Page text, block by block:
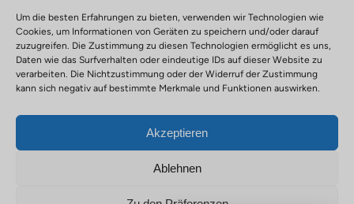
Um die besten Erfahrungen zu bieten, verwenden wir Technologien wie
Cookies, um Informationen von Geräten zu speichern und/oder darauf
zuzugreifen. Die Zustimmung zu diesen Technologien ermöglicht es uns,
Daten wie das Surfverhalten oder eindeutige IDs auf dieser Website zu
verarbeiten. Die Nichtzustimmung oder der Widerruf der Zustimmung
kann sich negativ auf bestimmte Merkmale und Funktionen auswirken.
Akzeptieren
Ablehnen
auf, manchmal in Gruppen von mehreren
Dutzend. Delfine in Guadeloupe zu
beobachten ist ein einzigartiges Erlebnis, das
viele begeistert…